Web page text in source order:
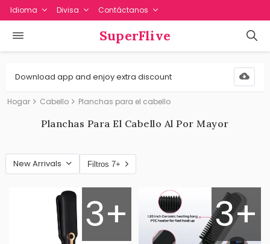
Idioma Divisa Contáctanos
SuperFlive
Download app and enjoy extra discount
Hogar Cabello Planchas para el cabello
Planchas Para El Cabello Al Por Mayor
New Arrivals Filtros 7+
3+ 3+